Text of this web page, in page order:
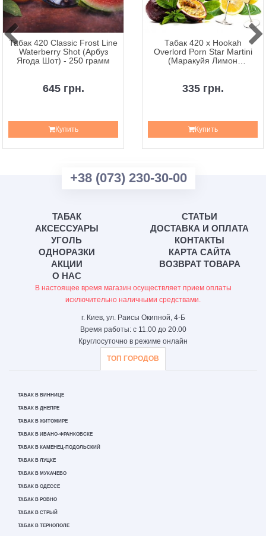
Табак 420 Classic Frost Line
Waterberry Shot (Арбуз
Ягода Шот) - 250 грамм
645 грн.
Купить
Табак 420 x Hookah
Overlord Porn Star Martini
(Маракуйя Лимон
335 грн.
Купить
+38 (073) 230-30-00
ТАБАК
АКСЕССУАРЫ
УГОЛЬ
ОДНОРАЗКИ
АКЦИИ
О НАС
СТАТЬИ
ДОСТАВКА И ОПЛАТА
КОНТАКТЫ
КАРТА САЙТА
ВОЗВРАТ ТОВАРА
В настоящее время магазин осуществляет прием оплаты
исключительно наличными средствами.
г. Киев, ул. Раисы Окипной, 4-Б
Время работы: с 11.00 до 20.00
Круглосуточно в режиме онлайн
ТОП ГОРОДОВ
ТАБАК В ВИННИЦЕ
ТАБАК В ДНЕПРЕ
ТАБАК В ЖИТОМИРЕ
ТАБАК В ИВАНО-ФРАНКОВСКЕ
ТАБАК В КАМЕНЕЦ-ПОДОЛЬСКИЙ
ТАБАК В ЛУЦКЕ
ТАБАК В МУКАЧЕВО
ТАБАК В ОДЕССЕ
ТАБАК В РОВНО
ТАБАК В СТРЫЙ
ТАБАК В ТЕРНОПОЛЕ